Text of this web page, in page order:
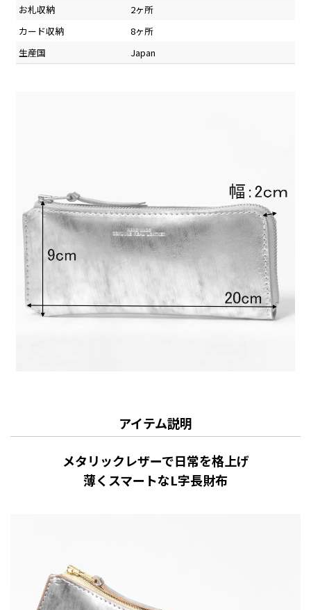
お札収納
2ヶ所
カード収納
8ヶ所
生産国
Japan
アイテム説明
メタリックレザーで日常を格上げ
薄くスマートなL字長財布